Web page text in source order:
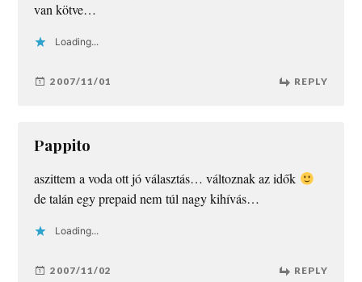
van kötve…
Loading...
2007/11/01 REPLY
Pappito
aszittem a voda ott jó választás… változnak az idők
de talán egy prepaid nem túl nagy kihívás…
Loading...
2007/11/02 REPLY